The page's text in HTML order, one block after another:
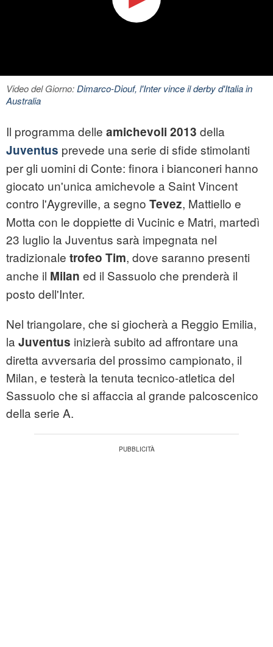
Video del Giorno: Dimarco-Diouf, l'Inter vince il derby d'Italia in
Australia
Il programma delle amichevoli 2013 della
Juventus prevede una serie di sfide stimolanti
per gli uomini di Conte: finora i bianconeri hanno
giocato un'unica amichevole a Saint Vincent
contro l'Aygreville, a segno Tevez, Mattiello e
Motta con le doppiette di Vucinic e Matri, martedì
23 luglio la Juventus sarà impegnata nel
tradizionale trofeo Tim, dove saranno presenti
anche il Milan ed il Sassuolo che prenderà il
posto dell'Inter.
Nel triangolare, che si giocherà a Reggio Emilia,
la Juventus inizierà subito ad affrontare una
diretta avversaria del prossimo campionato, il
Milan, e testerà la tenuta tecnico-atletica del
Sassuolo che si affaccia al grande palcoscenico
della serie A.